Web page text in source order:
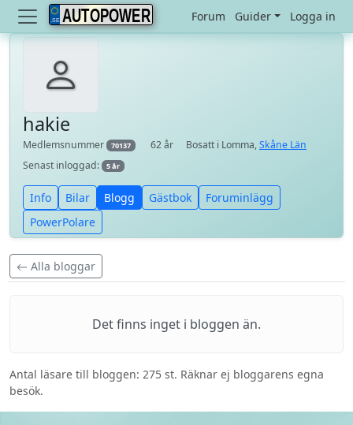
AUTOPOWER Forum Guider Logga in
hakie
Medlemsnummer 70137 62 år Bosatt i Lomma,Skåne Län
Senast inloggad:
5 år
Info Bilar Blogg Gästbok
Foruminlägg
PowerPolare
Alla bloggar
Det finns inget i bloggen än.
Antal läsare till bloggen: 275 st. Räknar ej bloggarens egna
besök.